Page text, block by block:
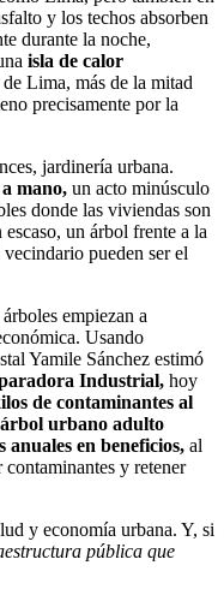
y los techos absorben
durante la noche,
isla de calor
Lima, más de la mitad
precisamente por la
jardinería urbana.
mano, un acto minúsculo
donde las viviendas son
un árbol frente a la
pueden ser el
empiezan a
Usando
Yamile Sánchez estimó
Industrial, hoy
de contaminantes al
urbano adulto
anuales en beneficios, al
y retener
y economía urbana. Y, si
pública que